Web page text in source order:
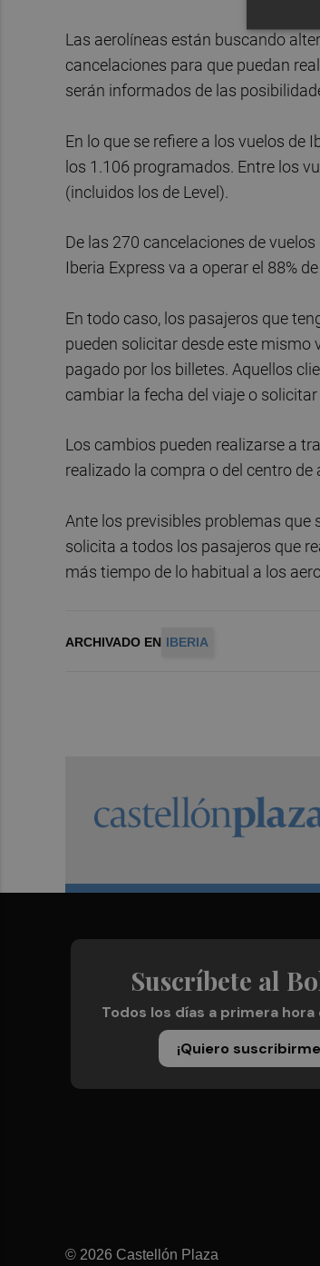
Las aerolíneas están buscando
cancelaciones para que puedan
serán informados de las
En lo que se refiere a los vuelos de
los 1.106 programados. Entre los
(incluidos los de Level).
De las 270 cancelaciones de
Iberia Express va a operar el 88%
En todo caso, los pasajeros que
pueden solicitar desde este mismo
pagado por los billetes. Aquellos
cambiar la fecha del viaje o
Los cambios pueden realizarse a
realizado la compra o del centro
Ante los previsibles problemas que
solicita a todos los pasajeros que
más tiempo de lo habitual a los
ARCHIVADO EN IBERIA
Suscríbete al
Todos los días a primera hora
¡Quiero
© 2026 Castellón Plaza